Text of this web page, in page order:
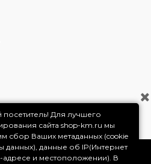
Для лучшего
сайта shop-km.ru мы
сбор Ваших метаданных (cookie
данных), данные об IP(Интернет
адресе и местоположении). В